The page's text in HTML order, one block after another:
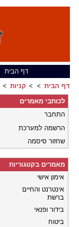
דף הבית
דף הבית
קניות
לכותבי מאמרים
התחבר
הרשמה למערכת
שחזור סיסמה
מאמרים בקטגוריות
אימון אישי
אינטרנט והחיים
ברשת
בידור ופנאי
ביטוח